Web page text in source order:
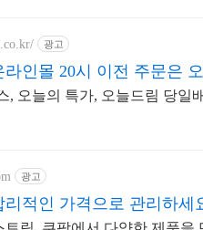
광고
인몰 20시 이전 주문은
, 오늘의 특가, 오늘드림 당일
광고
적인 가격으로 관리하세